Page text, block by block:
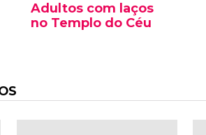
Adultos com laços
no Templo do Céu